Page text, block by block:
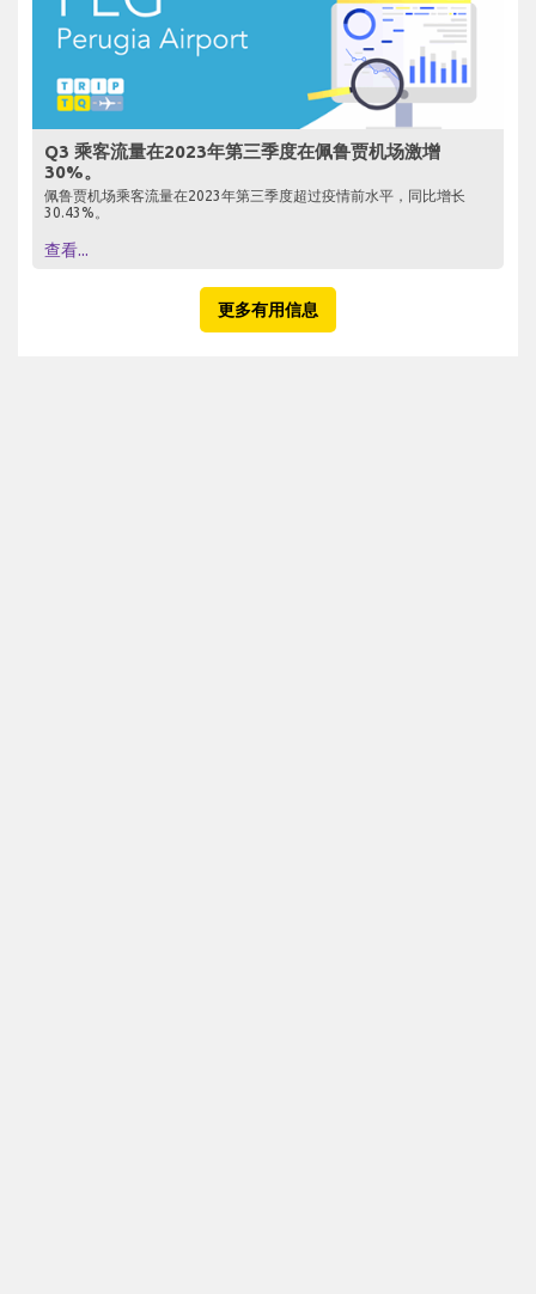
Q3 乘客流量在2023年第三季度在佩鲁贾机场激增
30%。
佩鲁贾机场乘客流量在2023年第三季度超过疫情前水平，同比增长
30.43%。
查看...
更多有用信息